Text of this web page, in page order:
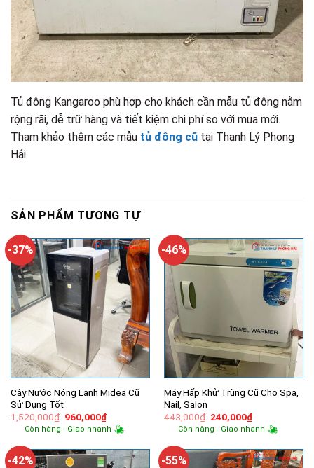
Tủ đông Kangaroo phù hợp cho khách cần mẫu tủ đông nằm
rộng rãi, dễ trữ hàng và tiết kiệm chi phí so với mua mới.
Tham khảo thêm các mẫu tủ đông cũ tại Thanh Lý Phong
Hải.
SẢN PHẨM TƯƠNG TỰ
-37%
Cây Nước Nóng Lạnh Midea Cũ
Sử Dụng Tốt
1,520,000₫ Giá
gốc
là:
960,000₫Giá
hiện
tại
960,000₫.
Còn hàng - Giao nhanh
-46%
Máy Hấp Khử Trùng Cũ Cho Spa,
Nail, Salon
443,000₫ Giá
gốc
là:
240,000₫Giá
hiện
tại
240,000₫.
Còn hàng - Giao nhanh
-42% -55%